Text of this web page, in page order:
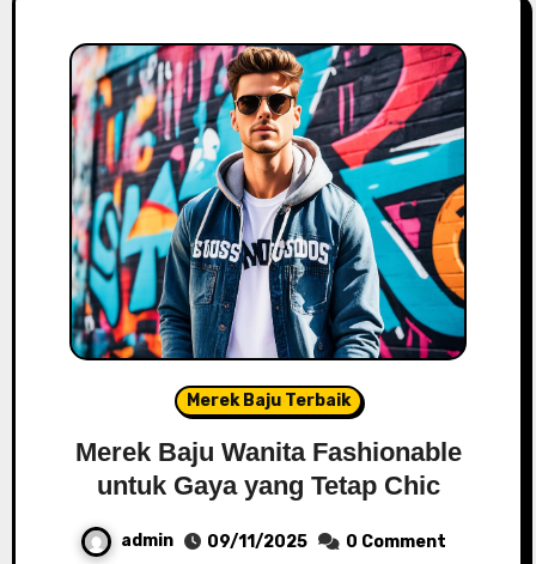
Merek Baju Terbaik
Merek Baju Wanita Fashionable
untuk Gaya yang Tetap Chic
admin 09/11/2025 0 Comment